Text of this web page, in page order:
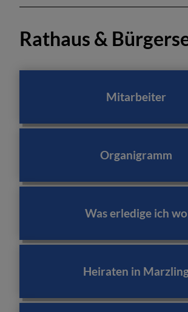
Rathaus &
Mitarbeiter
Organigramm
Was erledige ich wo
Heiraten in